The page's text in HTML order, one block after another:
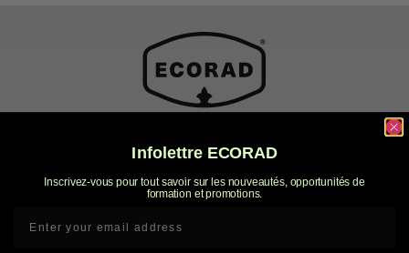
Ventes et usine
21 Rue Henri-Gamache
St-Jean-Port-Joli, Qc
G0R 3G0
Infolettre ECORAD
Inscrivez-vous pour tout savoir sur les nouveautés, opportunités de
formation et promotions.